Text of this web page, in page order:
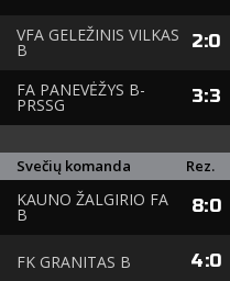
VFA GELEŽINIS VILKAS
B 2:0
FA PANEVĖŽYS B-
PRSSG 3:3
Svečių komanda Rez.
KAUNO ŽALGIRIO FA
B 8:0
FK GRANITAS B 4:0